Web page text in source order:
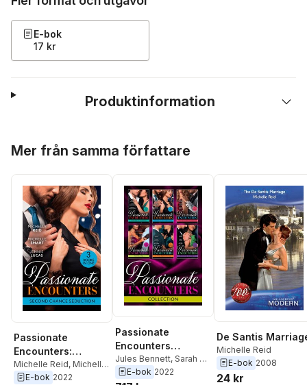
E-bok
17 kr
Produktinformation
Mer från samma författare
Passionate
Encounters:
Second Chance
Seduction
Michelle Reid, Michelle
Smart,Jennie Lucas
E-bok 2022
Passionate
Encounters
Collection
Jules Bennett, Sarah M.
Anderson ,Lindsay
E-bok 2022
De Santis
Michelle Reid
E-bok 2008
24 kr